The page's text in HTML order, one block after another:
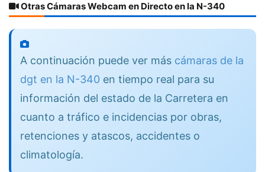
Otras Cámaras Webcam en Directo en la N-340
A continuación puede ver más cámaras de la
dgt en la N-340 en tiempo real para su
información del estado de la Carretera en
cuanto a tráfico e incidencias por obras,
retenciones y atascos, accidentes o
climatología.